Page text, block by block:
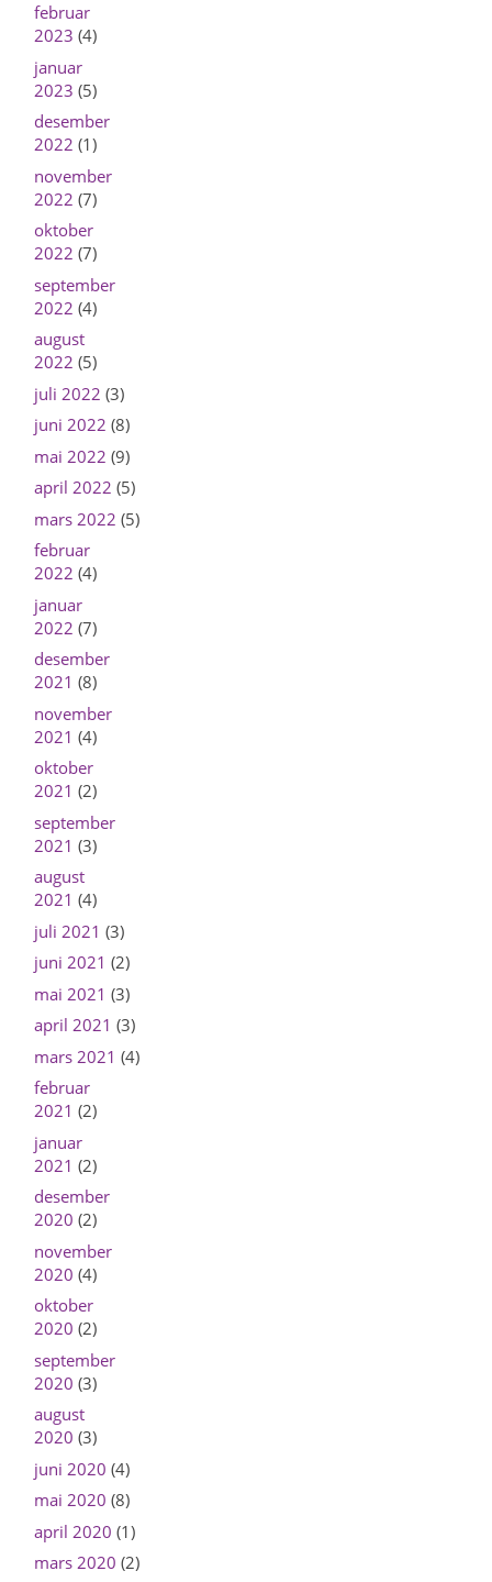
februar
2023 (4)
januar
2023 (5)
desember
2022 (1)
november
2022 (7)
oktober
2022 (7)
september
2022 (4)
august
2022 (5)
juli 2022 (3)
juni 2022 (8)
mai 2022 (9)
april 2022 (5)
mars 2022 (5)
februar
2022 (4)
januar
2022 (7)
desember
2021 (8)
november
2021 (4)
oktober
2021 (2)
september
2021 (3)
august
2021 (4)
juli 2021 (3)
juni 2021 (2)
mai 2021 (3)
april 2021 (3)
mars 2021 (4)
februar
2021 (2)
januar
2021 (2)
desember
2020 (2)
november
2020 (4)
oktober
2020 (2)
september
2020 (3)
august
2020 (3)
juni 2020 (4)
mai 2020 (8)
april 2020 (1)
mars 2020 (2)